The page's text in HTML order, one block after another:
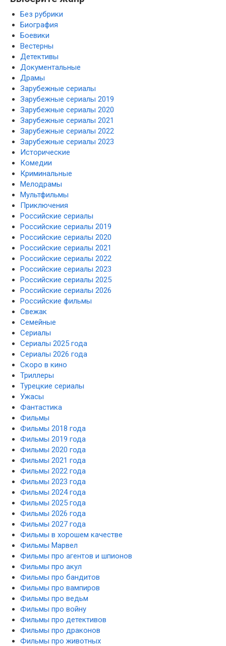
Без рубрики
Биография
Боевики
Вестерны
Детективы
Документальные
Драмы
Зарубежные сериалы
Зарубежные сериалы 2019
Зарубежные сериалы 2020
Зарубежные сериалы 2021
Зарубежные сериалы 2022
Зарубежные сериалы 2023
Исторические
Комедии
Криминальные
Мелодрамы
Мультфильмы
Приключения
Российские сериалы
Российские сериалы 2019
Российские сериалы 2020
Российские сериалы 2021
Российские сериалы 2022
Российские сериалы 2023
Российские сериалы 2025
Российские сериалы 2026
Российские фильмы
Свежак
Семейные
Сериалы
Сериалы 2025 года
Сериалы 2026 года
Скоро в кино
Триллеры
Турецкие сериалы
Ужасы
Фантастика
Фильмы
Фильмы 2018 года
Фильмы 2019 года
Фильмы 2020 года
Фильмы 2021 года
Фильмы 2022 года
Фильмы 2023 года
Фильмы 2024 года
Фильмы 2025 года
Фильмы 2026 года
Фильмы 2027 года
Фильмы в хорошем качестве
Фильмы Марвел
Фильмы про агентов и шпионов
Фильмы про акул
Фильмы про бандитов
Фильмы про вампиров
Фильмы про ведьм
Фильмы про войну
Фильмы про детективов
Фильмы про драконов
Фильмы про животных